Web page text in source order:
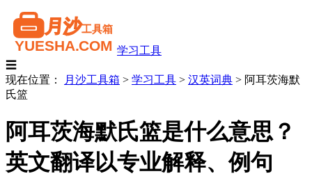
学习工具
☰
现在位置：
月沙工具箱 > 学习工具 > 汉英词典 > 阿耳茨海默
氏篮
阿耳茨海默氏篮是什么意思？
英文翻译以专业解释、例句